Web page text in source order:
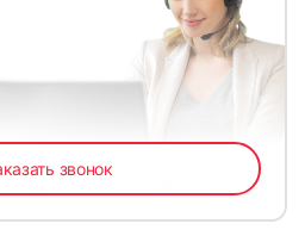
звонок